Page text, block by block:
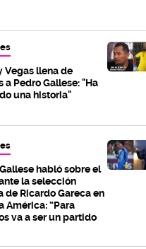
Vegas llena de
a Pedro Gallese: "Ha
una historia"
habló sobre el
la selección
de Ricardo Gareca en
América: “Para
va a ser un partido